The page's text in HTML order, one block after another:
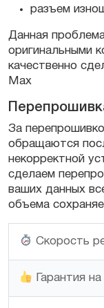
разъем
Данная
оригинальными
качественно
Max
За
обращаются
некорректной
сделаем
ваших данных
объема
Скорость
Гарантия на